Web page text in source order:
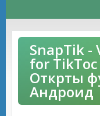
SnapTik -
for
Открты
Андроид